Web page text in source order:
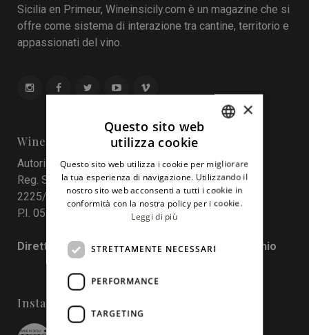
Sicilia en Primeur, Wineinsicily.com è un magazine che si
offre come sistema di interazione tra cantine, territorio e
appassionati del vino.
Wine In Sicily
Autorizzazione del Tribunale di Palermo
Reg. Stampa nr. 4 del 10 maggio 2017 Num. Reg.
2225/2017
P.I. 05130190829
Direttore responsabile: Francesco Pensovecchio
Instagram
ENGLISH
×
Questo sito web
utilizza cookie
Questo sito web utilizza i cookie per migliorare
la tua esperienza di navigazione. Utilizzando il
nostro sito web acconsenti a tutti i cookie in
conformità con la nostra policy per i cookie.
Leggi di più
STRETTAMENTE NECESSARI
PERFORMANCE
TARGETING